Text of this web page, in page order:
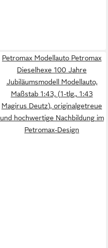
Petromax Modellauto Petromax
Dieselhexe 100 Jahre
Jubiläumsmodell Modellauto,
Maßstab 1:43, (1-tlg., 1:43
Magirus Deutz), originalgetreue
und hochwertige Nachbildung im
Petromax-Design